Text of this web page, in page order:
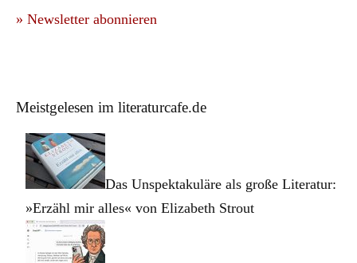
» Newsletter abonnieren
Meistgelesen im literaturcafe.de
Das Unspektakuläre als große Literatur:
»Erzähl mir alles« von Elizabeth Strout